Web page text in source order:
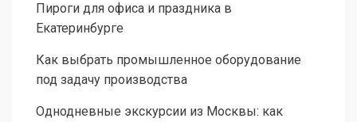
Пироги для офиса и праздника в
Екатеринбурге
Как выбрать промышленное оборудование
под задачу производства
Однодневные экскурсии из Москвы: как